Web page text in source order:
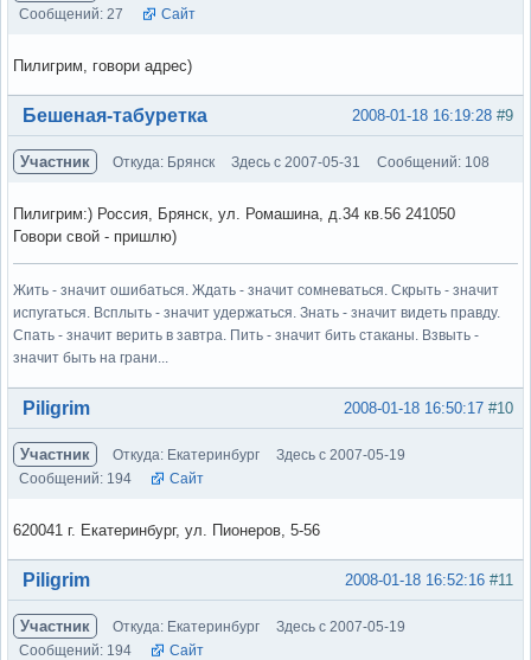
Сообщений: 27
Сайт
Пилигрим, говори адрес)
Вне форума #9
2008-01-18 16:19:28
Бешеная-табуретка
Участник Откуда: Брянск Здесь с 2007-05-31 Сообщений: 108
Пилигрим:) Россия, Брянск, ул. Ромашина, д.34 кв.56 241050
Говори свой - пришлю)
Жить - значит ошибаться. Ждать - значит сомневаться. Скрыть - значит
испугаться. Всплыть - значит удержаться. Знать - значит видеть правду.
Спать - значит верить в завтра. Пить - значит бить стаканы. Взвыть -
значит быть на грани...
Вне форума #10
2008-01-18 16:50:17
Piligrim
Участник Откуда: Екатеринбург
Здесь с 2007-05-19
Сообщений: 194
Сайт
620041 г. Екатеринбург, ул. Пионеров, 5-56
Вне форума #11
2008-01-18 16:52:16
Piligrim
Участник Откуда: Екатеринбург
Здесь с 2007-05-19
Сообщений: 194
Сайт